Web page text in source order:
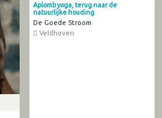
Aplomb yoga, terug naar de
natuurlijke houding
De Goede Stroom
Veldhoven